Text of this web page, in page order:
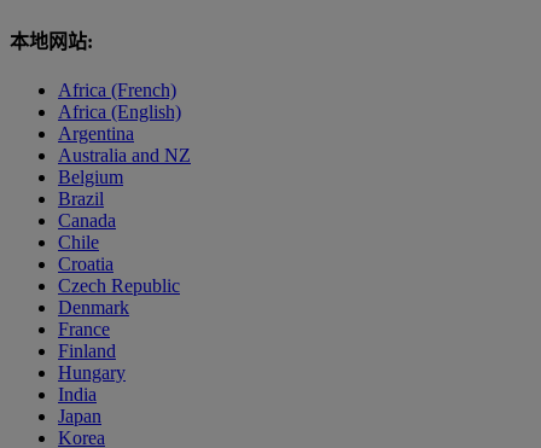
本地网站:
Africa (French)
Africa (English)
Argentina
Australia and NZ
Belgium
Brazil
Canada
Chile
Croatia
Czech Republic
Denmark
France
Finland
Hungary
India
Japan
Korea